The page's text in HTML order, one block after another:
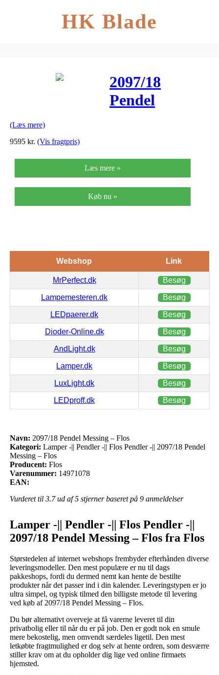
HK Blade
2097/18
Pendel
(Læs mere)
9595 kr. (Vis fragtpris)
Læs mere »
Køb nu »
Webshop Link
MrPerfect.dk Besøg
Lampemesteren.dk Besøg
LEDpaerer.dk Besøg
Dioder-Online.dk Besøg
AndLight.dk Besøg
Lamper.dk Besøg
LuxLight.dk Besøg
LEDproff.dk Besøg
Navn: 2097/18 Pendel Messing – Flos
Kategori: Lamper -|| Pendler -|| Flos Pendler -|| 2097/18 Pendel
Messing – Flos
Producent: Flos
Varenummer: 14971078
EAN:
Vurderet til 3.7ud af 5 stjerner baseret på 9 anmeldelser
Lamper -|| Pendler -|| Flos Pendler -||
2097/18 Pendel Messing – Flos fra Flos
Størstedelen af internet webshops frembyder efterhånden diverse
leveringsmodeller. Den mest populære er nu til dags
pakkeshops, fordi du dermed nemt kan hente de bestilte
produkter når det passer ind i din kalender. Leveringstypen er jo
ultra simpel, og typisk tilmed den billigste metode til levering
ved køb af 2097/18 Pendel Messing – Flos.
Du bør alternativt overveje at få varerne leveret til din
privatbolig eller til når du er på job. Den er godt nok en smule
mere bekostelig, men omvendt særdeles ligetil. Den mest
letkøbte fragtmulighed er dog selv at hente ordren, som desværre
stiller krav om at du opholder dig lige ved online firmaets
hjemsted.